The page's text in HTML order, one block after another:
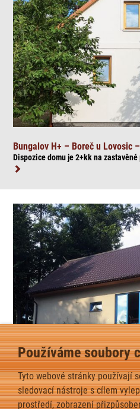
Používáme soubory
Tyto webové stránky používají
sledovací nástroje s cílem
prostředí, zobrazení
Bungalov H+ – Boreč u Lovosic
Dispozice domu je 2+kk na zasta
Atypický dům – Půlečný – 2025
Dispozice domu je 4+kk na zasta